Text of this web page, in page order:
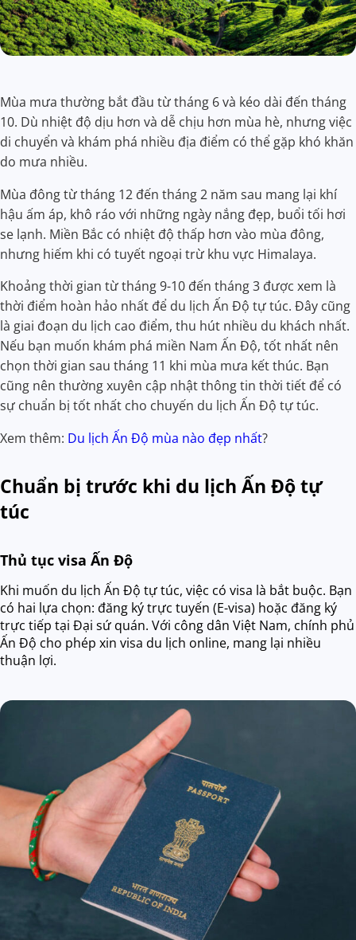
Mùa mưa thường bắt đầu từ tháng 6 và kéo dài đến tháng
10. Dù nhiệt độ dịu hơn và dễ chịu hơn mùa hè, nhưng việc
di chuyển và khám phá nhiều địa điểm có thể gặp khó khăn
do mưa nhiều.
Mùa đông từ tháng 12 đến tháng 2 năm sau mang lại khí
hậu ấm áp, khô ráo với những ngày nắng đẹp, buổi tối hơi
se lạnh. Miền Bắc có nhiệt độ thấp hơn vào mùa đông,
nhưng hiếm khi có tuyết ngoại trừ khu vực Himalaya.
Khoảng thời gian từ tháng 9-10 đến tháng 3 được xem là
thời điểm hoàn hảo nhất để du lịch Ấn Độ tự túc. Đây cũng
là giai đoạn du lịch cao điểm, thu hút nhiều du khách nhất.
Nếu bạn muốn khám phá miền Nam Ấn Độ, tốt nhất nên
chọn thời gian sau tháng 11 khi mùa mưa kết thúc. Bạn
cũng nên thường xuyên cập nhật thông tin thời tiết để có
sự chuẩn bị tốt nhất cho chuyến du lịch Ấn Độ tự túc.
Xem thêm: Du lịch Ấn Độ mùa nào đẹp nhất?
Chuẩn bị trước khi du lịch Ấn Độ tự
túc
Thủ tục visa Ấn Độ
Khi muốn du lịch Ấn Độ tự túc, việc có visa là bắt buộc. Bạn
có hai lựa chọn: đăng ký trực tuyến (E-visa) hoặc đăng ký
trực tiếp tại Đại sứ quán. Với công dân Việt Nam, chính phủ
Ấn Độ cho phép xin visa du lịch online, mang lại nhiều
thuận lợi.